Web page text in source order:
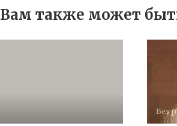
Вам также может
Без